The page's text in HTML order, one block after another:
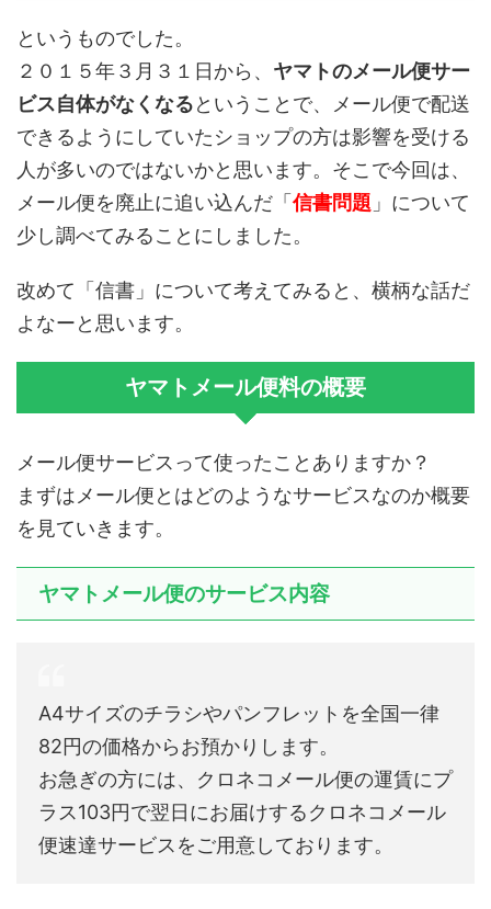
というものでした。
２０１５年３月３１日から、 ヤマトのメール便サー
ビス自体がなくなるということで、メール便で配送
できるようにしていたショップの方は影響を受ける
人が多いのではないかと思います。そこで今回は、
メール便を廃止に追い込んだ「 信書問題 」について
少し調べてみることにしました。
改めて「信書」について考えてみると、横柄な話だ
よなーと思います。
ヤマトメール便料の概要
メール便サービスって使ったことありますか？
まずはメール便とはどのようなサービスなのか概要
を見ていきます。
ヤマトメール便のサービス内容
A4サイズのチラシやパンフレットを全国一律
82円の価格からお預かりします。
お急ぎの方には、クロネコメール便の運賃にプ
ラス103円で翌日にお届けするクロネコメール
便速達サービスをご用意しております。